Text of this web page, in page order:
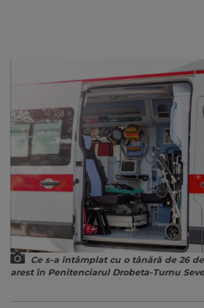
Ce s-a întâmplat cu o tânără de 26
arest în Penitenciarul Drobeta-Turnu